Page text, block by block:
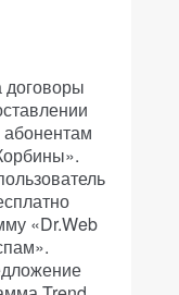
договоры
«Dr.Web